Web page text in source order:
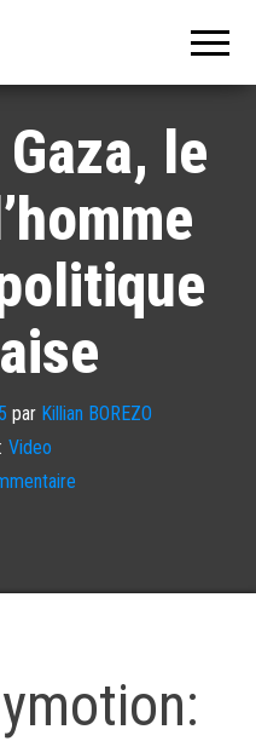
Gaza, le
par Killian BOREZO
Video